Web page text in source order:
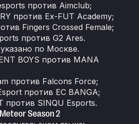
против Aimclub;
против Ex-FUT Academy;
Fingers Crossed Female;
против G2 Ares.
по Москве.
BOYS против MANA
против Falcons Force;
против EC BANGA;
против SINQU Esports.
Season 2